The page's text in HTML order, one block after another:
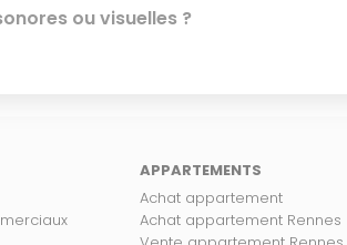
ou visuelles ?
APPARTEMENTS
Achat appartement
Achat appartement Rennes